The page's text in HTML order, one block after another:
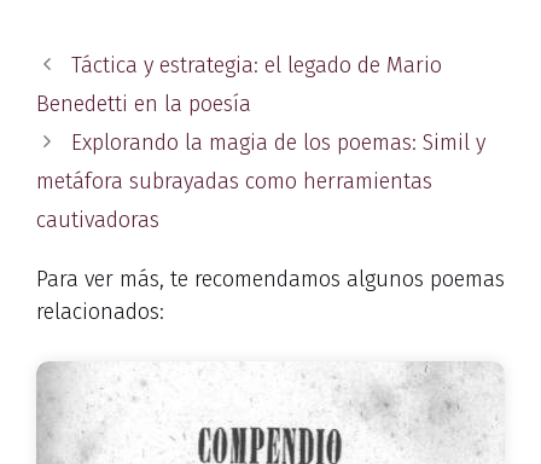
Táctica y estrategia: el legado de Mario
Benedetti en la poesía
Explorando la magia de los poemas: Simil y
metáfora subrayadas como herramientas
cautivadoras
Para ver más, te recomendamos algunos poemas
relacionados: